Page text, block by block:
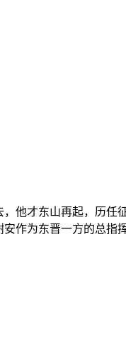
他才东山再起，历任
安作为东晋一方的总指